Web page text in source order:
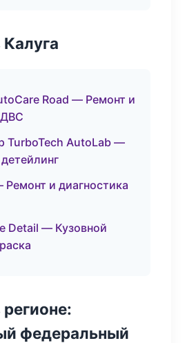
Road — Ремонт и
ДВС
TurboTech AutoLab —
и диагностика
Detail — Кузовной
федеральный